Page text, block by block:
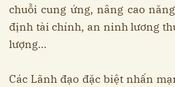
chuỗi cung ứng, nâng cao
định tài chính, an ninh lương
lượng…
Các Lãnh đạo đặc biệt nhấn